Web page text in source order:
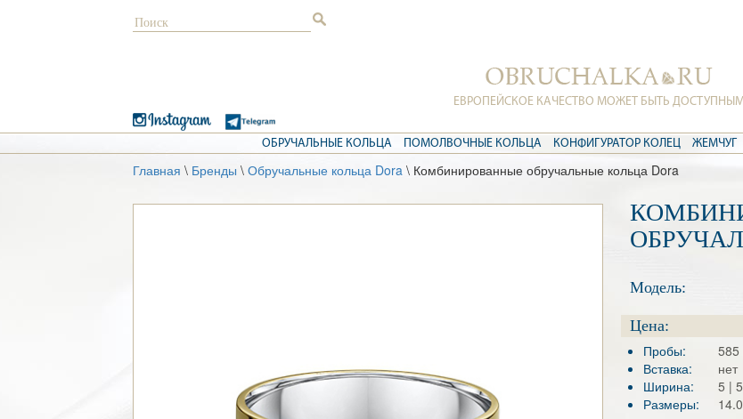
ЕВРОПЕЙСКОЕ КАЧЕСТВО МОЖЕТ БЫТЬ
ОБРУЧАЛЬНЫЕ КОЛЬЦА
ПОМОЛВОЧНЫЕ КОЛЬЦА КОНФИГУРАТОР КОЛЕЦ ЖЕМЧУГ
Главная \ Бренды \ Обручальные кольца Dora \ Комбинированные обручальные кольца Dora
Модель:
Цена:
Пробы:
585
Вставка:
нет
Ширина:
5 |
Размеры: